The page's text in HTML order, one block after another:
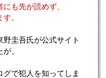
も先が読めず、
。
野圭吾氏が公式サイト
、
で犯人を知ってしま